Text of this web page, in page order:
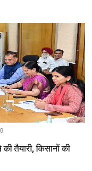
0
तैयारी, किसानों की